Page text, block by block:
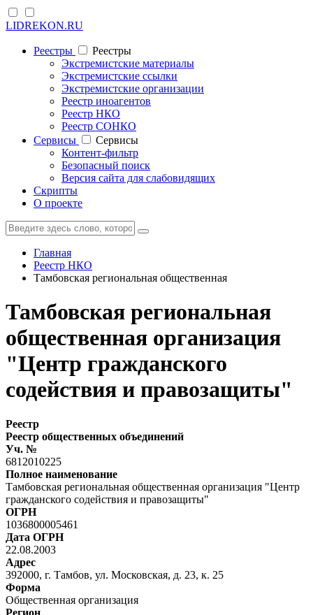
LIDREKON.RU
Реестры
Реестры
Экстремистские материалы
Экстремистские ссылки
Экстремистские организации
Реестр иноагентов
Реестр НКО
Реестр СОНКО
Cервисы
Cервисы
Контент-фильтр
Безопасный поиск
Версия сайта для слабовидящих
Скрипты
О проекте
Главная
Реестр НКО
Тамбовская региональная общественная
Тамбовская региональная
общественная организация
"Центр гражданского
содействия и правозащиты"
Реестр
Реестр общественных объединений
Уч. №
6812010225
Полное наименование
Тамбовская региональная общественная организация "Центр
гражданского содействия и правозащиты"
ОГРН
1036800005461
Дата ОГРН
22.08.2003
Адрес
392000, г. Тамбов, ул. Московская, д. 23, к. 25
Форма
Общественная организация
Регион